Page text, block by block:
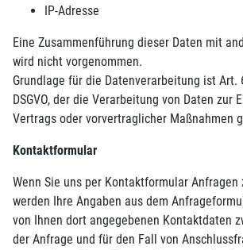
IP-Adresse
Eine Zusammenführung dieser Daten mit
wird nicht vorgenommen.
Grundlage für die Datenverarbeitung ist Art.
DSGVO, der die Verarbeitung von Daten zur
Vertrags oder vorvertraglicher Maßnahmen
Kontaktformular
Wenn Sie uns per Kontaktformular Anfragen
werden Ihre Angaben aus dem
von Ihnen dort angegebenen Kontaktdaten
der Anfrage und für den Fall von